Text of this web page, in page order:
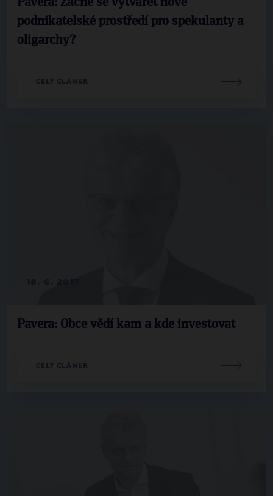
Pavera: Začne se vytvářet nové
podnikatelské prostředí pro spekulanty a
oligarchy?
CELÝ ČLÁNEK
Pavera: Obce vědí kam a kde investovat
CELÝ ČLÁNEK